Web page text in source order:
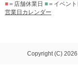
■ ＝店舗休業日 ■ ＝イベント
営業日カレンダー
Copyright (C)